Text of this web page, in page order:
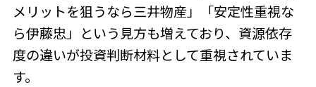
メリットを狙うなら三井物産」「安定性重視な
ら伊藤忠」という見方も増えており、資源依存
度の違いが投資判断材料として重視されていま
す。